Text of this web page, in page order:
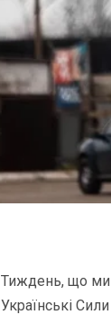
Тиждень, що
Українські